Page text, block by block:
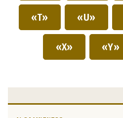
«T» «U»
«X» «Y»